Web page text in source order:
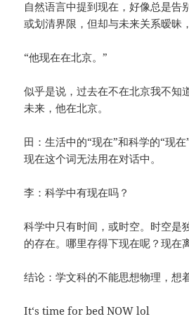
自然语言中提到现在，好像总是告
或划清界限，但却与未来关系暧昧
“他现在在北京。”
似乎是说，过去在不在北京我不知
未来，他在北京。
田：生活中的“现在”和科学的“现在
现在这个词无法用在对话中。
李：科学中有现在吗？
科学中只有时间，或时空。时空是
的存在。哪里存得下现在呢？现在
结论：学文科的不能思想物理，想
It‘s time for bed NOW lol